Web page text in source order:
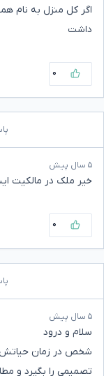
اگر کل منزل به نام
داشت
۰
۵ سال پیش
خیر ملک در مالکیت
۰
۵ سال پیش
سلام و درود
شخص در زمان حیاتش
تصمیمی را بگیرد و